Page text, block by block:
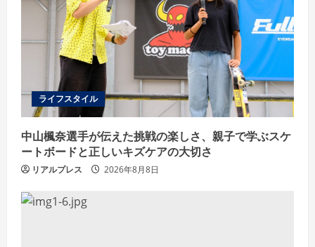
ライフスタイル
中山楓奈選手が伝えた挑戦の楽しさ、親子で学ぶスケ
ートボードと正しいキズケアの大切さ
リアルプレス 2026年8月8日